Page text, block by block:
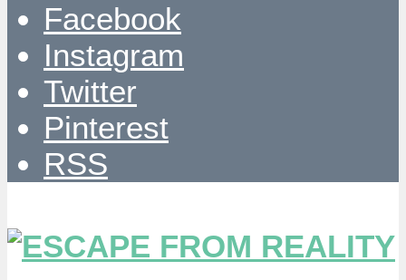
Facebook
Instagram
Twitter
Pinterest
RSS